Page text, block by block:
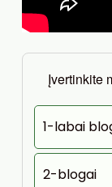
Įvertinkite
1-labai
2-blogai